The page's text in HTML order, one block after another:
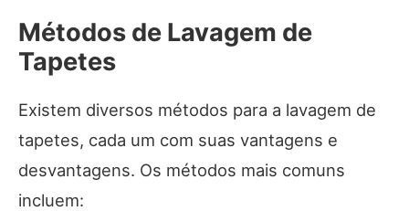
Métodos de Lavagem de
Tapetes
Existem diversos métodos para a lavagem de
tapetes, cada um com suas vantagens e
desvantagens. Os métodos mais comuns
incluem: